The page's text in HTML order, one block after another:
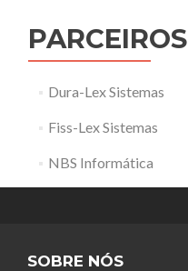
PARCEIROS
Dura-Lex Sistemas
Fiss-Lex Sistemas
NBS Informática
SOBRE NÓS